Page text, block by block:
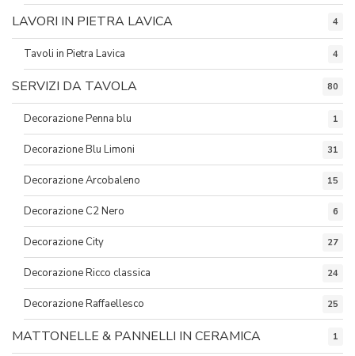
LAVORI IN PIETRA LAVICA 4
Tavoli in Pietra Lavica 4
SERVIZI DA TAVOLA 80
Decorazione Penna blu 1
Decorazione Blu Limoni 31
Decorazione Arcobaleno 15
Decorazione C2 Nero 6
Decorazione City 27
Decorazione Ricco classica 24
Decorazione Raffaellesco 25
MATTONELLE & PANNELLI IN CERAMICA 1